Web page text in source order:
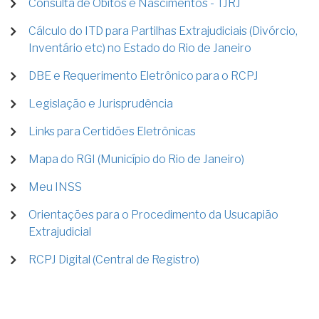
Consulta de Óbitos e Nascimentos - TJRJ
Cálculo do ITD para Partilhas Extrajudiciais (Divórcio,
Inventário etc) no Estado do Rio de Janeiro
DBE e Requerimento Eletrônico para o RCPJ
Legislação e Jurisprudência
Links para Certidões Eletrônicas
Mapa do RGI (Município do Rio de Janeiro)
Meu INSS
Orientações para o Procedimento da Usucapião
Extrajudicial
RCPJ Digital (Central de Registro)